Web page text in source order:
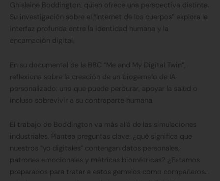
Ghislaine Boddington, quien ofrece una perspectiva distinta.
Su investigación sobre el “Internet de los cuerpos” explora la
interfaz profunda entre la identidad humana y la
encarnación digital.
En su documental de la BBC “Me and My Digital Twin”,
reflexiona sobre la creación de un biogemelo de IA
personalizado: uno que puede perdurar, apoyar la salud o
incluso sobrevivir a su contraparte humana.
El trabajo de Boddington va más allá de las simulaciones
industriales. Plantea preguntas clave: ¿qué significa que
nuestros “yo digitales” contengan datos personales,
patrones emocionales y métricas biométricas? ¿Estamos
preparados para tratar a estos gemelos como compañeros…